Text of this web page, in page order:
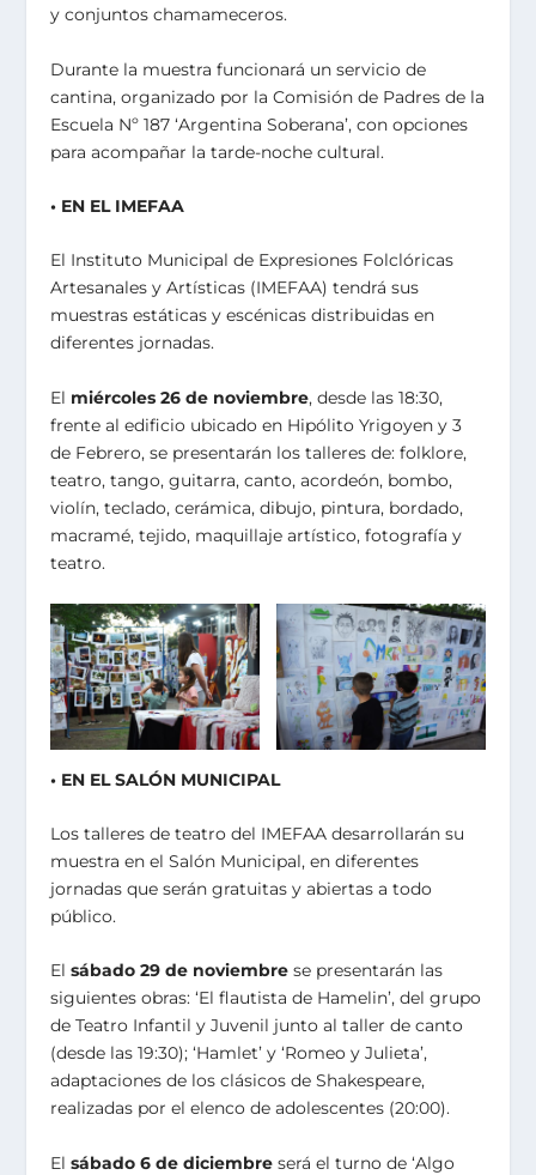
y conjuntos chamameceros.
Durante la muestra funcionará un servicio de
cantina, organizado por la Comisión de Padres de la
Escuela Nº 187 ‘Argentina Soberana’, con opciones
para acompañar la tarde-noche cultural.
• EN EL IMEFAA
El Instituto Municipal de Expresiones Folclóricas
Artesanales y Artísticas (IMEFAA) tendrá sus
muestras estáticas y escénicas distribuidas en
diferentes jornadas.
El miércoles 26 de noviembre, desde las 18:30,
frente al edificio ubicado en Hipólito Yrigoyen y 3
de Febrero, se presentarán los talleres de: folklore,
teatro, tango, guitarra, canto, acordeón, bombo,
violín, teclado, cerámica, dibujo, pintura, bordado,
macramé, tejido, maquillaje artístico, fotografía y
teatro.
• EN EL SALÓN MUNICIPAL
Los talleres de teatro del IMEFAA desarrollarán su
muestra en el Salón Municipal, en diferentes
jornadas que serán gratuitas y abiertas a todo
público.
Elsábado 29 de noviembre se presentarán las
siguientes obras: ‘El flautista de Hamelin’, del grupo
de Teatro Infantil y Juvenil junto al taller de canto
(desde las 19:30); ‘Hamlet’ y ‘Romeo y Julieta’,
adaptaciones de los clásicos de Shakespeare,
realizadas por el elenco de adolescentes (20:00).
Elsábado 6 de diciembre será el turno de ‘Algo